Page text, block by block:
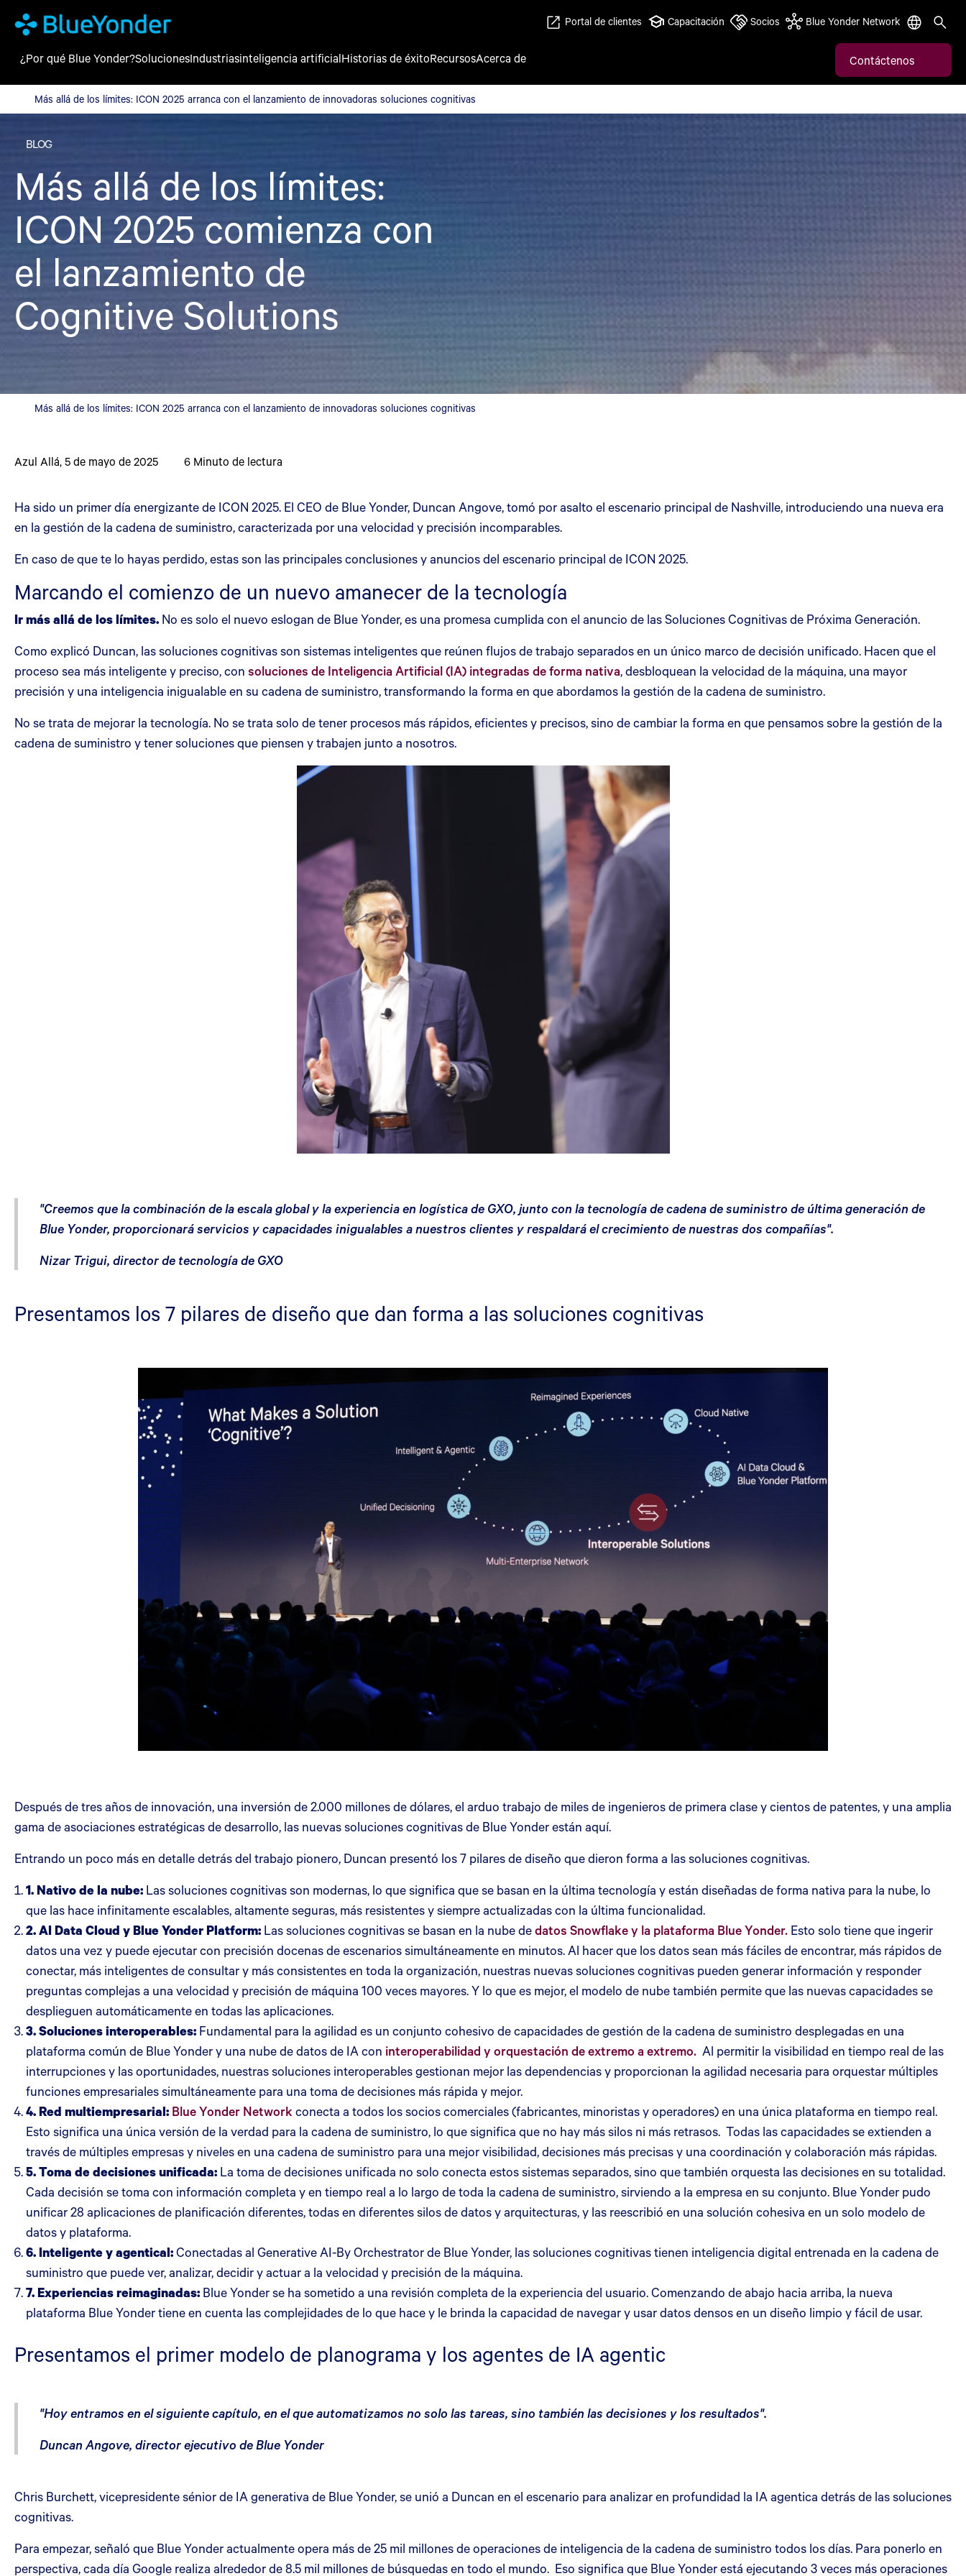
Más allá de los límites: ICON 2025 arranca con el lanzamiento de innovadoras soluciones cognitivas
Portal de clientes Capacitación Socios Blue Yonder Network
¿Por qué Blue Yonder?SolucionesIndustriasinteligencia artificialHistorias de éxitoRecursosAcerca de Contáctenos
Más allá de los límites: ICON 2025 arranca con el lanzamiento de innovadoras soluciones cognitivas
BLOG
Más allá de los límites:
ICON 2025 comienza con
el lanzamiento de
Cognitive Solutions
Más allá de los límites: ICON 2025 arranca con el lanzamiento de innovadoras soluciones cognitivas
Azul Allá,5 de mayo de 2025 6 Minuto de lectura
Ha sido un primer día energizante de ICON 2025. El CEO de Blue Yonder, Duncan Angove, tomó por asalto el escenario principal de Nashville, introduciendo una nueva era
en la gestión de la cadena de suministro, caracterizada por una velocidad y precisión incomparables.
En caso de que te lo hayas perdido, estas son las principales conclusiones y anuncios del escenario principal de ICON 2025.
Marcando el comienzo de un nuevo amanecer de la tecnología
Ir más allá de los límites. No es solo el nuevo eslogan de Blue Yonder, es una promesa cumplida con el anuncio de las Soluciones Cognitivas de Próxima Generación.
Como explicó Duncan, las soluciones cognitivas son sistemas inteligentes que reúnen flujos de trabajo separados en un único marco de decisión unificado. Hacen que el
proceso sea más inteligente y preciso, con soluciones de Inteligencia Artificial (IA) integradas de forma nativa, desbloquean la velocidad de la máquina, una mayor
precisión y una inteligencia inigualable en su cadena de suministro, transformando la forma en que abordamos la gestión de la cadena de suministro.
No se trata de mejorar la tecnología. No se trata solo de tener procesos más rápidos, eficientes y precisos, sino de cambiar la forma en que pensamos sobre la gestión de la
cadena de suministro y tener soluciones que piensen y trabajen junto a nosotros.
"Creemos que la combinación de la escala global y la experiencia en logística de GXO, junto con la tecnología de cadena de suministro de última generación de
Blue Yonder, proporcionará servicios y capacidades inigualables a nuestros clientes y respaldará el crecimiento de nuestras dos compañías".
Nizar Trigui, director de tecnología de GXO
Presentamos los 7 pilares de diseño que dan forma a las soluciones cognitivas
Después de tres años de innovación, una inversión de 2.000 millones de dólares, el arduo trabajo de miles de ingenieros de primera clase y cientos de patentes, y una amplia
gama de asociaciones estratégicas de desarrollo, las nuevas soluciones cognitivas de Blue Yonder están aquí.
Entrando un poco más en detalle detrás del trabajo pionero, Duncan presentó los 7 pilares de diseño que dieron forma a las soluciones cognitivas.
1. Nativo de la nube: Las soluciones cognitivas son modernas, lo que significa que se basan en la última tecnología y están diseñadas de forma nativa para la nube, lo
que las hace infinitamente escalables, altamente seguras, más resistentes y siempre actualizadas con la última funcionalidad.
2. AI Data Cloud y Blue Yonder Platform: Las soluciones cognitivas se basan en la nube dedatos Snowflake y la plataforma Blue Yonder. Esto solo tiene que ingerir
datos una vez y puede ejecutar con precisión docenas de escenarios simultáneamente en minutos. Al hacer que los datos sean más fáciles de encontrar, más rápidos de
conectar, más inteligentes de consultar y más consistentes en toda la organización, nuestras nuevas soluciones cognitivas pueden generar información y responder
preguntas complejas a una velocidad y precisión de máquina 100 veces mayores. Y lo que es mejor, el modelo de nube también permite que las nuevas capacidades se
desplieguen automáticamente en todas las aplicaciones.
3. Soluciones interoperables: Fundamental para la agilidad es un conjunto cohesivo de capacidades de gestión de la cadena de suministro desplegadas en una
plataforma común de Blue Yonder y una nube de datos de IA con interoperabilidad y orquestación de extremo a extremo. Al permitir la visibilidad en tiempo real de las
interrupciones y las oportunidades, nuestras soluciones interoperables gestionan mejor las dependencias y proporcionan la agilidad necesaria para orquestar múltiples
funciones empresariales simultáneamente para una toma de decisiones más rápida y mejor.
4. Red multiempresarial: Blue Yonder Networkconecta a todos los socios comerciales (fabricantes, minoristas y operadores) en una única plataforma en tiempo real.
Esto significa una única versión de la verdad para la cadena de suministro, lo que significa que no hay más silos ni más retrasos. Todas las capacidades se extienden a
través de múltiples empresas y niveles en una cadena de suministro para una mejor visibilidad, decisiones más precisas y una coordinación y colaboración más rápidas.
5. Toma de decisiones unificada: La toma de decisiones unificada no solo conecta estos sistemas separados, sino que también orquesta las decisiones en su totalidad.
Cada decisión se toma con información completa y en tiempo real a lo largo de toda la cadena de suministro, sirviendo a la empresa en su conjunto. Blue Yonder pudo
unificar 28 aplicaciones de planificación diferentes, todas en diferentes silos de datos y arquitecturas, y las reescribió en una solución cohesiva en un solo modelo de
datos y plataforma.
6. Inteligente y agentical:Conectadas al Generative AI-By Orchestrator de Blue Yonder, las soluciones cognitivas tienen inteligencia digital entrenada en la cadena de
suministro que puede ver, analizar, decidir y actuar a la velocidad y precisión de la máquina.
7. Experiencias reimaginadas: Blue Yonder se ha sometido a una revisión completa de la experiencia del usuario. Comenzando de abajo hacia arriba, la nueva
plataforma Blue Yonder tiene en cuenta las complejidades de lo que hace y le brinda la capacidad de navegar y usar datos densos en un diseño limpio y fácil de usar.
Presentamos el primer modelo de planograma y los agentes de IA agentic
"Hoy entramos en el siguiente capítulo, en el que automatizamos no solo las tareas, sino también las decisiones y los resultados".
Duncan Angove, director ejecutivo de Blue Yonder
Chris Burchett, vicepresidente sénior de IA generativa de Blue Yonder, se unió a Duncan en el escenario para analizar en profundidad la IA agentica detrás de las soluciones
cognitivas.
Para empezar, señaló que Blue Yonder actualmente opera más de 25 mil millones de operaciones de inteligencia de la cadena de suministro todos los días. Para ponerlo en
perspectiva, cada día Google realiza alrededor de 8.5 mil millones de búsquedas en todo el mundo. Eso significa que Blue Yonder está ejecutando 3 veces más operaciones